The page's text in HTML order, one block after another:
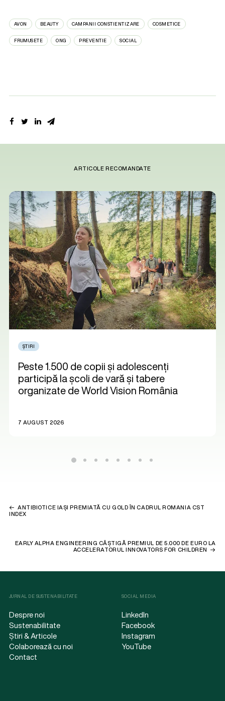
AVON BEAUTY CAMPANII CONSTIENTIZARE COSMETICE
FRUMUSETE ONG PREVENTIE SOCIAL
ARTICOLE RECOMANDATE
ȘTIRI
Peste 1.500 de copii și adolescenți
participă la școli de vară și tabere
organizate de World Vision România
7 AUGUST 2026
ANTIBIOTICE IAȘI PREMIATĂ CU GOLD ÎN CADRUL ROMANIA CST
INDEX
EARLY ALPHA ENGINEERING CÂȘTIGĂ PREMIUL DE 5.000 DE EURO LA
ACCELERATORUL INNOVATORS FOR CHILDREN
JURNAL DE SUSTENABILITATE
Despre noi
Sustenabilitate
Știri & Articole
Colaborează cu noi
Contact
SOCIAL MEDIA
LinkedIn
Facebook
Instagram
YouTube